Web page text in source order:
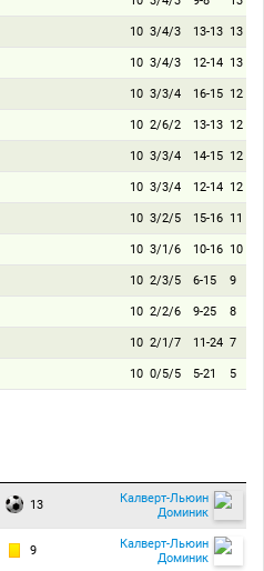
10 3/4/3 13-13 13
10 3/4/3 12-14 13
10 3/3/4 16-15 12
10 2/6/2 13-13 12
10 3/3/4 14-15 12
10 3/3/4 12-14 12
10 3/2/5 15-16 11
10 3/1/6 10-16 10
10 2/3/5 6-15 9
10 2/2/6 9-25 8
10 2/1/7 11-24 7
10 0/5/5 5-21 5
13
Калверт-Льюин
Доминик
9
Калверт-Льюин
Доминик